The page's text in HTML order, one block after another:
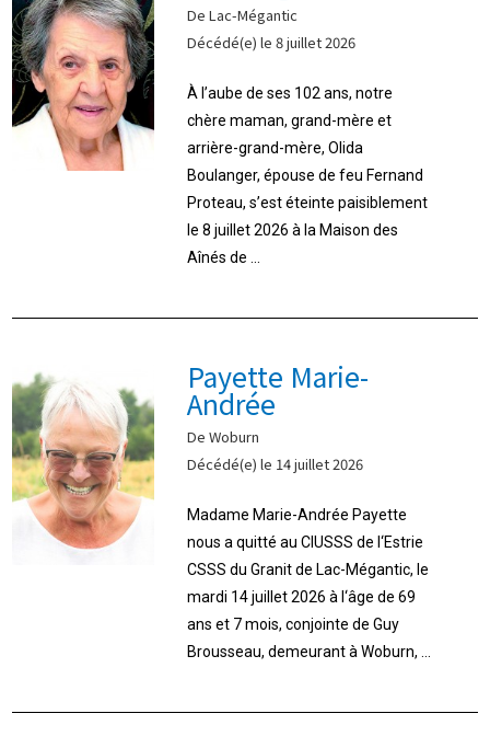
De Lac-Mégantic
Décédé(e) le 8 juillet 2026
À l’aube de ses 102 ans, notre
chère maman, grand-mère et
arrière-grand-mère, Olida
Boulanger, épouse de feu Fernand
Proteau, s’est éteinte paisiblement
le 8 juillet 2026 à la Maison des
Aînés de ...
Payette Marie-
Andrée
De Woburn
Décédé(e) le 14 juillet 2026
Madame Marie-Andrée Payette
nous a quitté au CIUSSS de l‘Estrie
CSSS du Granit de Lac-Mégantic, le
mardi 14 juillet 2026 à l‘âge de 69
ans et 7 mois, conjointe de Guy
Brousseau, demeurant à Woburn, ...